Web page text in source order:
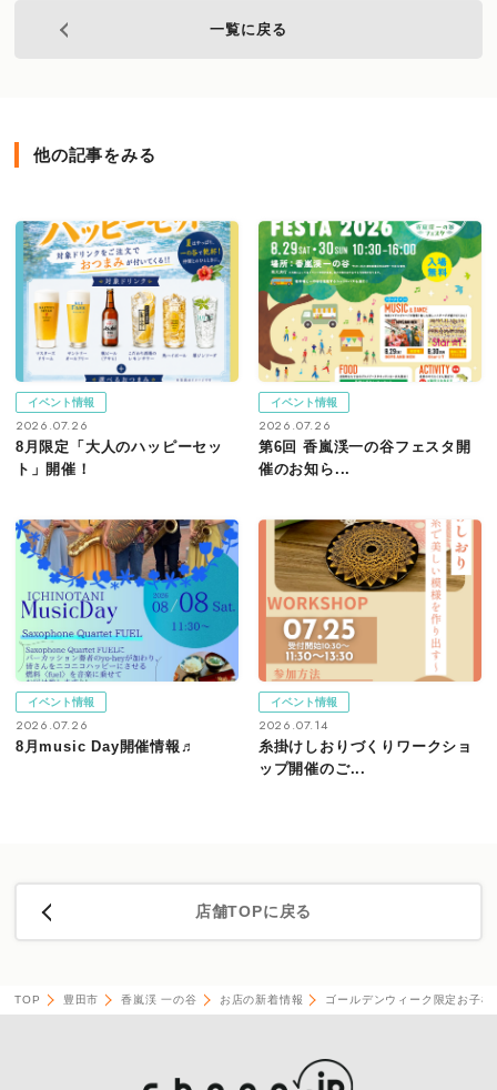
一覧に戻る
他の記事をみる
イベント情報
2026.07.26
8月限定「大人のハッピーセッ
ト」開催！
イベント情報
2026.07.26
第6回 香嵐渓一の谷フェスタ開
催のお知ら...
イベント情報
2026.07.26
8月music Day開催情報♬
イベント情報
2026.07.14
糸掛けしおりづくりワークショ
ップ開催のご...
店舗TOPに戻る
TOP 豊田市 香嵐渓 一の谷 お店の新着情報 ゴールデンウィーク限定お子